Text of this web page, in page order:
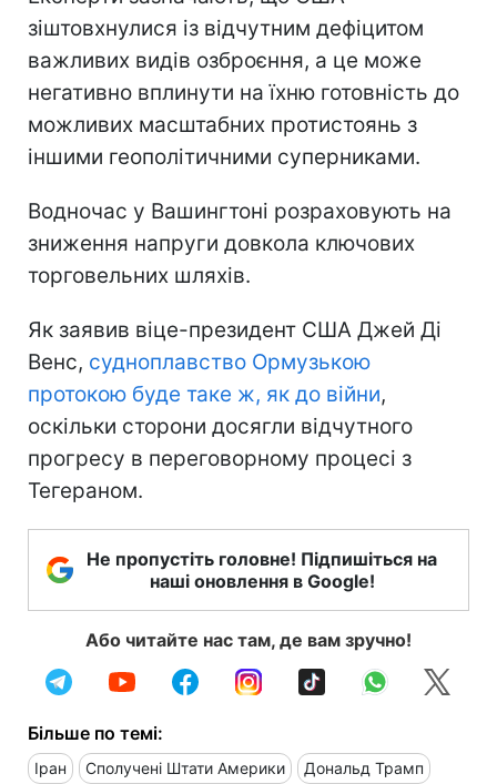
зіштовхнулися із відчутним дефіцитом
важливих видів озброєння, а це може
негативно вплинути на їхню готовність до
можливих масштабних протистоянь з
іншими геополітичними суперниками.
Водночас у Вашингтоні розраховують на
зниження напруги довкола ключових
торговельних шляхів.
Як заявив віце-президент США Джей Ді
Венс, судноплавство Ормузькою
протокою буде таке ж, як до війни,
оскільки сторони досягли відчутного
прогресу в переговорному процесі з
Тегераном.
Не пропустіть головне! Підпишіться на
наші оновлення в Google!
Або читайте нас там, де вам зручно!
Більше по темі:
Іран Сполучені Штати Америки Дональд Трамп